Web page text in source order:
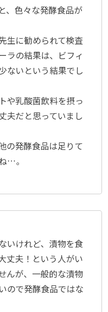
、色々な発酵食品が
生に勧められて検査
ラの結果は、ビフィ
ないという結果でし
や乳酸菌飲料を摂っ
夫だと思っていまし
の発酵食品は足りて
…。
いけれど、漬物を食
丈夫！という人がい
んが、一般的な漬物
ので発酵食品ではな